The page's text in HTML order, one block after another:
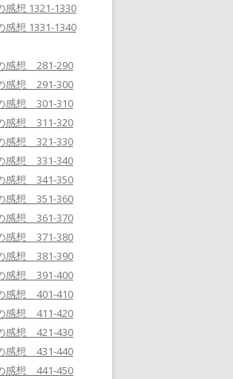
想 1321-1330
想 1331-1340
感想 281-290
感想 291-300
感想 301-310
感想 311-320
感想 321-330
感想 331-340
感想 341-350
感想 351-360
感想 361-370
感想 371-380
感想 381-390
感想 391-400
感想 401-410
感想 411-420
感想 421-430
感想 431-440
感想 441-450